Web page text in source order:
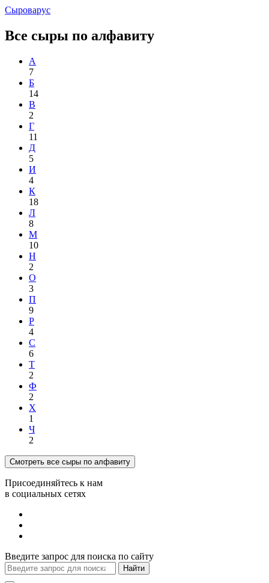
Сыроварус
Все сыры по алфавиту
А
7
Б
14
В
2
Г
11
Д
5
И
4
К
18
Л
8
М
10
Н
2
О
3
П
9
Р
4
С
6
Т
2
Ф
2
Х
1
Ч
2
Смотреть все сыры по алфавиту
Присоединяйтесь к нам
в социальных сетях
Введите запрос для поиска по сайту
Найти